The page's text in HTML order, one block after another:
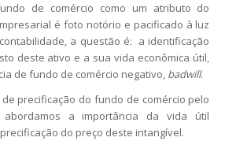
de comércio como um atributo do
é foto notório e pacificado à luz
a questão é: a identificação
deste ativo e a sua vida econômica útil,
de fundo de comércio negativo, badwill.
precificação do fundo de comércio pelo
abordamos a importância da vida útil
do preço deste intangível.